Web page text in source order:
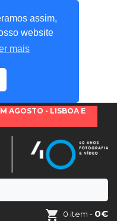
assim,
website
mais
AGOSTO - LISBOA E
0 item - 0€